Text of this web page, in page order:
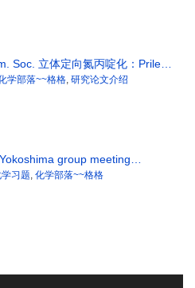
Soc. 立体定向氮丙啶化：Prile…
学部落~~格格, 研究论文介绍
group meeting…
习题, 化学部落~~格格